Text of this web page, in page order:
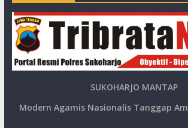
SUKOHARJO MANTAP
Modern Agamis Nasionalis Tanggap